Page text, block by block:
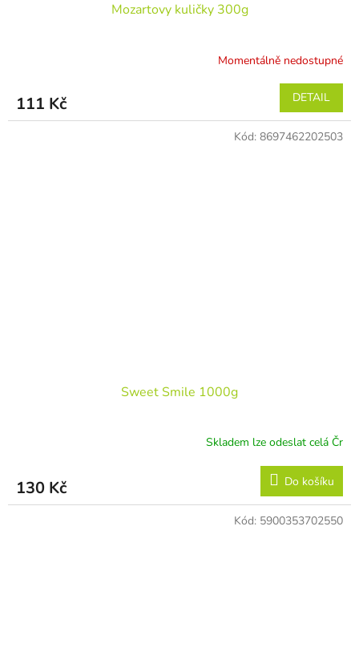
Mozartovy kuličky 300g
Momentálně nedostupné
111 Kč DETAIL
Sweet Smile 1000g
Skladem lze odeslat celá Čr
130 Kč Do košíku
Kód: 8697462202503
Kód: 5900353702550